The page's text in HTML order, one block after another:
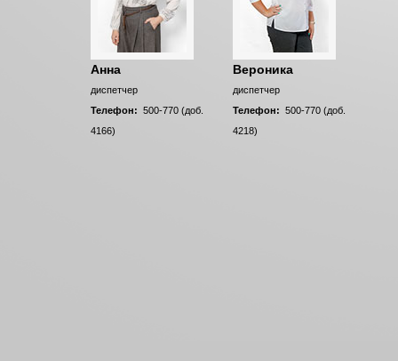
Анна
диспетчер
Телефон: 500-770 (доб.
4166)
Вероника
диспетчер
Телефон: 500-770 (доб.
4218)